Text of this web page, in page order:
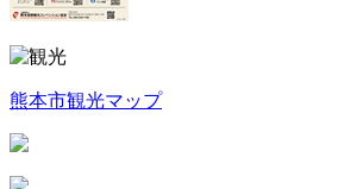
熊本市観光マップ